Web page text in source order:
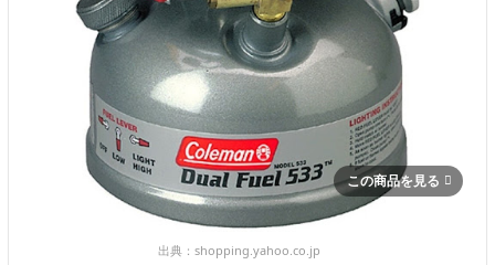
この商品を見る
出典： shopping.yahoo.co.jp